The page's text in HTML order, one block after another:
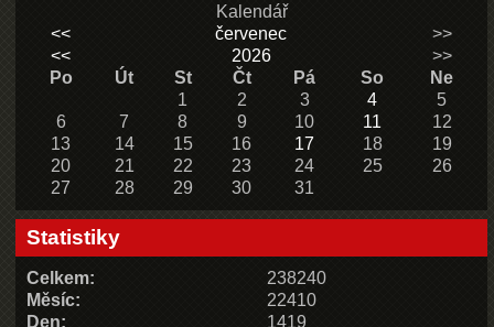
Kalendář
<<
červenec
>>
<<
2026
>>
Po
Út St Čt Pá So
Ne
1
2 3 4
5
6
7 8 9 10 11
12
13
14 15 16 17 18
19
20
21 22 23 24 25
26
27
28 29 30 31
Statistiky
Celkem:
238240
Měsíc:
22410
Den:
1419